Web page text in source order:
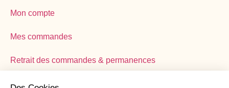
Mon compte
Mes commandes
Retrait des commandes & permanences